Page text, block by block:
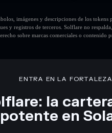
imágenes y descripciones de los tokens
y registros de terceros. Solflare no
sobre marcas comerciales o contenido
ENTRA EN LA FORTALEZA
la
potente en